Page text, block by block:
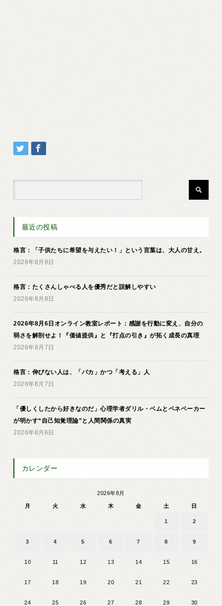
最近の投稿
格言：「子供たちに希望を与えたい！」という言葉は、大人の甘え。
2026年8月9日
格言：たくさんしゃべる人を優秀だと誤解しやすい
2026年8月8日
2026年8月6日オンライン教室レポート：感謝を行動に変え、自分の
弱さを解剖せよ！『価値提供』と『打点の引き』が拓く成長の真理
2026年8月7日
格言：伸びない人は、「バカ」かつ「考える」人
2026年8月7日
「優しくしたから好きなのだ」心理学者ダリル・ベムとペネベーカー
が明かす“自己知覚理論”と人間関係の真実
2026年8月6日
カレンダー
2026年8月
月 火 水 木 金 土 日
1 2
3 4 5 6 7 8 9
10 11 12 13 14 15 16
17 18 19 20 21 22 23
24 25 26 27 28 29 30